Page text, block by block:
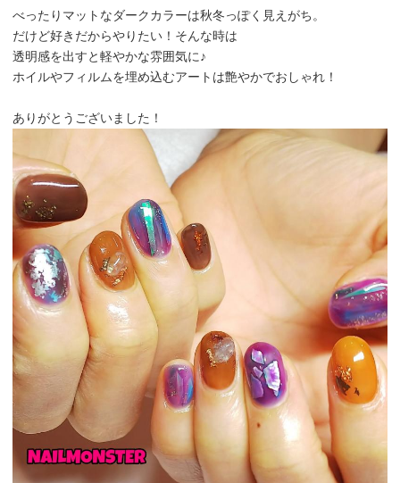
べったりマットなダークカラーは秋冬っぽく見えがち。
だけど好きだからやりたい！そんな時は
透明感を出すと軽やかな雰囲気に♪
ホイルやフィルムを埋め込むアートは艶やかでおしゃれ！
ありがとうございました！